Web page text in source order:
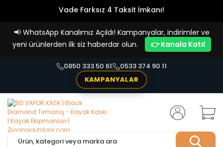
Vade Farksız 4 Taksit İmkanı!
📢 WhatsApp Kanalımız Açıldı! Kampanyalar, indirimler ve
yeni ürünlerden ilk siz haberdar olun.
👉 Kanala Katıl
0850 333 50 61
0533 374 90 11
KAMPANYALAR